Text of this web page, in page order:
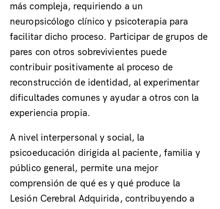
más compleja, requiriendo a un
neuropsicólogo clínico y psicoterapia para
facilitar dicho proceso. Participar de grupos de
pares con otros sobrevivientes puede
contribuir positivamente al proceso de
reconstrucción de identidad, al experimentar
dificultades comunes y ayudar a otros con la
experiencia propia.
A nivel interpersonal y social, la
psicoeducación dirigida al paciente, familia y
público general, permite una mejor
comprensión de qué es y qué produce la
Lesión Cerebral Adquirida, contribuyendo a